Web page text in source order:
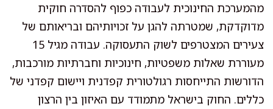
מהמערכת החינוכית לעבודה כפוף להסדרה חוקית
מדוקדקת, שמטרתה להגן על זכויותיהם ובריאותם של
צעירים המצטרפים לשוק התעסוקה. עבודה מגיל 15
מעוררת שאלות משפטיות, חינוכיות וחברתיות מורכבות,
הדורשות התייחסות רגולטורית קפדנית ויישום קפדני של
כללים. החוק בישראל מתמודד עם האיזון בין הרצון